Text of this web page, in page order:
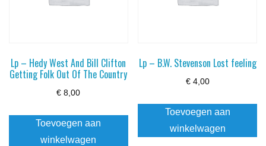
Lp – Hedy West And Bill Clifton
Getting Folk Out Of The Country
€ 8,00
Toevoegen aan
winkelwagen
Lp – B.W. Stevenson Lost feeling
€4,00
Toevoegen aan
winkelwagen